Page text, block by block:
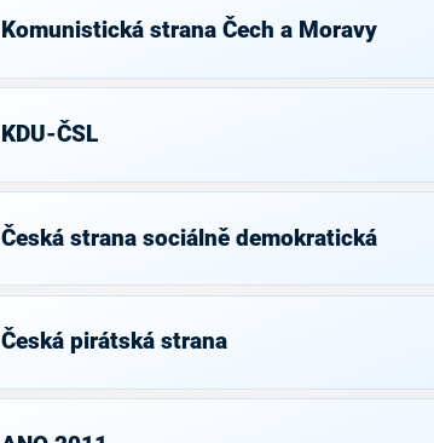
Komunistická strana Čech a Moravy
KDU-ČSL
Česká strana sociálně demokratická
Česká pirátská strana